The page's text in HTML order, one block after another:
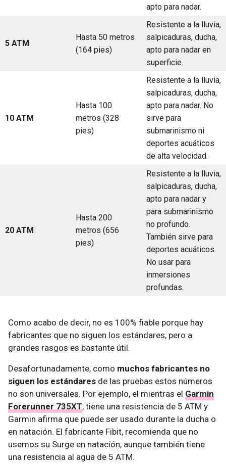
apto para nadar.
5 ATM
Hasta 50 metros
(164 pies)
Resistente a la lluvia,
salpicaduras, ducha,
apto para nadar en
superficie.
10 ATM
Hasta 100
metros (328
pies)
Resistente a la lluvia,
salpicaduras, ducha,
apto para nadar. No
sirve para
submarinismo ni
deportes acuáticos
de alta velocidad.
20 ATM
Hasta 200
metros (656
pies)
Resistente a la lluvia,
salpicaduras, ducha,
apto para nadar y
para submarinismo
no profundo.
También sirve para
deportes acuáticos.
No usar para
inmersiones
profundas.
Como acabo de decir, no es 100% fiable porque hay
fabricantes que no siguen los estándares, pero a
grandes rasgos es bastante útil.
Desafortunadamente, como muchos fabricantes no
siguen los estándares de las pruebas estos números
no son universales. Por ejemplo, el mientras el Garmin
Forerunner 735XT, tiene una resistencia de 5 ATM y
Garmin afirma que puede ser usado durante la ducha o
en natación. El fabricante Fibit, recomienda que no
usemos su Surge en natación, aunque también tiene
una resistencia al agua de 5 ATM.